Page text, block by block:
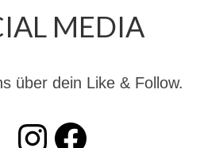
MEDIA
über dein Like & Follow.
INSTAGRAM Facebook